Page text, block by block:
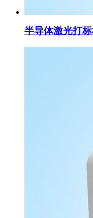
半导体激光打